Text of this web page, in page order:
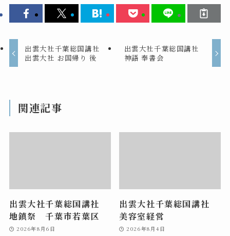
出雲大社千葉総国講社
出雲大社 お国帰り 後
出雲大社千葉総国講社
神語 奉書会
関連記事
出雲大社千葉総国講社
地鎮祭 千葉市若葉区
2026年8月6日
出雲大社千葉総国講社
美容室経営
2026年8月4日